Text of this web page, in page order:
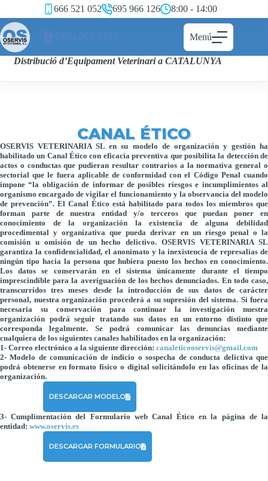
666 521 052 695 966 126 8:00 - 14:00
CATÁLOGO 2025 Menú
Distribució d’Equipament Veterinari a CATALUNYA
CANAL ÉTICO
OSERVIS VETERINARIA SL en su modelo de organización y gestión ha
habilitado un Canal Ético con eficacia preventiva que posibilita la detección de
actos o conductas que pudieran resultar contrarios a la normativa general o
sectorial que le fuera aplicable de conformidad con el Código Penal cuando
impone “la obligación de informar de posibles riesgos e incumplimientos al
organismo encargado de vigilar el funcionamiento y la observancia del modelo
de prevención”. El Canal Ético está habilitado para todos los miembros que
forman parte de nuestra entidad y/o terceros que puedan poner en
conocimiento de la organización la existencia de alguna debilidad
procedimental y organizativa que pueda derivar en un riesgo penal o la
comisión u omisión de un hecho delictivo. OSERVIS VETERINARIA SL
garantiza la confidencialidad, el anonimato y la inexistencia de represalias de
ningún tipo hacia la persona que hubiera puesto los hechos en conocimiento.
Los datos se conservarán en el sistema únicamente durante el tiempo
imprescindible para la averiguación de los hechos denunciados. En todo caso,
transcurridos tres meses desde la introducción de sus datos de carácter
personal, nuestra organización procederá a su supresión del sistema. Si fuera
necesaria su conservación para continuar la investigación nuestra
organización podrá seguir tratando sus datos en un entorno distinto que
corresponda legalmente. Se podrá comunicar las denuncias mediante
cualquiera de los siguientes canales habilitados en la organización:
1- Correo electrónico a la siguiente dirección: canaleticooservis@gmail.com
2- Modelo de comunicación de indicio o sospecha de conducta delictiva que
podrá obtenerse en formato físico o digital solicitándolo en las oficinas de la
organización.
DESCARGAR MODELO
3- Cumplimentación del Formulario web Canal Ético en la página de la
entidad: www.oservis.es
DESCARGAR FORMULARIO